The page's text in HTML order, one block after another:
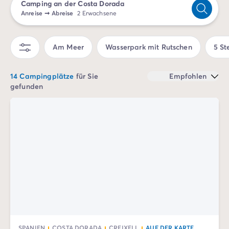
Campingplatz Savoie
Campingplatz Spanien
Campingplatz Kantabrien
Campingplatz Portugal
Campingplatz Algarve
Andere Reiseziele
Campingplatz Deutschland
Camping an der Costa Dorada
Anreise ➞ Abreise 2 Erwachsene
Am Meer Wasserpark mit Rutschen 5
14 Campingplätze für Sie
gefunden
Empfohlen
SPANIEN COSTA DORADA CREIXELL
AUF DER KARTE